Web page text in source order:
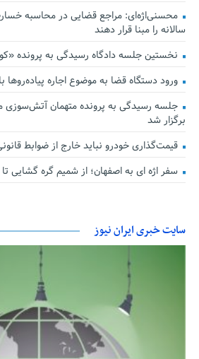
محسنی‌اژه‌ای: مراجع قضایی در محاسبه
سالانه را مبنا قرار دهند
نخستین جلسه دادگاه رسیدگی به پرونده
ورود دستگاه قضا به موضوع اجاره
جلسه رسیدگی به پرونده متهمان
برگزار شد
قیمت‌گذاری خودرو نباید خارج از ضوابط
سفر اژه ای به اصفهان؛ از شمیم گره گشایی
سایت خبری ایران نیوز